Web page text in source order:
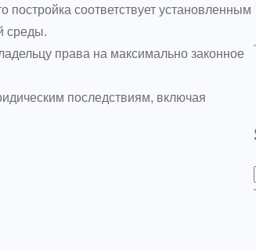
соответствует установленным
среды.
права на максимально законное
последствиям, включая